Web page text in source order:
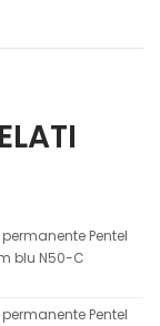
Pentel
blu N50-C
Pentel